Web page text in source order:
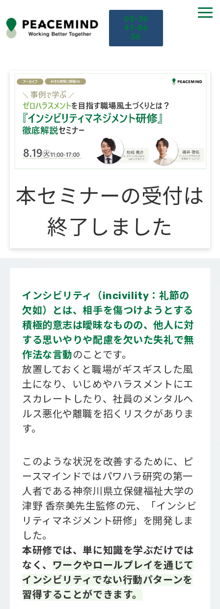
03-35
41-86
56
サービス
課題から探す
セミナー
本セミナーの受付は
終了しました
インシビリティ（incivility：礼節の
欠如）とは、相手を傷つけようとする
積極的意志は曖昧なものの、他人に対
する思いやりや配慮を欠いた失礼で無
作法な言動のことです。
放置しておくと職場がギスギスした風
土になり、いじめやハラスメントにエ
スカレートしたり、社員のメンタルヘ
ルス悪化や離職を招くリスクがありま
す。
このような状況を改善するために、ピ
ースマインドではパワハラ研究の第一
人者である神奈川県立保健福祉大学の
津野 香奈美先生監修の元、「インシビ
リティマネジメント研修」を開発しま
した。
本研修では、単に知識を学ぶだけでは
なく、 ワークやロールプレイを通じて
インシビリティでない行動パターンを
習得することができます。